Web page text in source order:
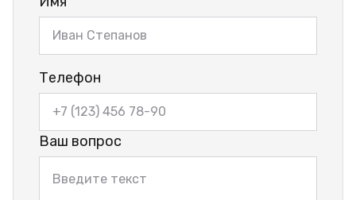
Телефон
Ваш вопрос